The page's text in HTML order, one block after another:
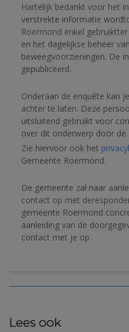
Hartelijk bedankt voor het
verstrekte informatie
Roermond enkel
en het dagelijkse beheer
beweegvoorzieningen. De
gepubliceerd.
Onderaan de enquête kan
achter te laten. Deze
uitsluitend gebruikt voor
over dit onderwerp door
Zie hiervoor ook het
Gemeente Roermond.
De gemeente zal naar
contact op met
gemeente Roermond
aanleiding van de
contact met je op.
Lees ook